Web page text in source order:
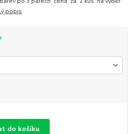
popis
do košíku